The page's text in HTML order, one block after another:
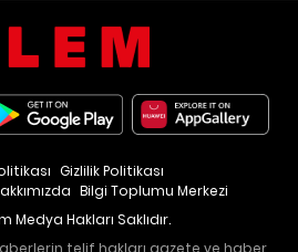
Bilgi Toplumu Merkezi
Gizlilik Politikası
Medya Hakları Saklıdır.
telif hakları gazete ve haber